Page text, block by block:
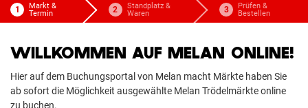
Markt &
Termin
Standplatz &
Waren
Prüfen &
Bestellen
WILLKOMMEN AUF MELAN ONLINE!
Hier auf dem Buchungsportal von Melan macht Märkte haben Sie
ab sofort die Möglichkeit ausgewählte Melan Trödelmärkte online
zu buchen.